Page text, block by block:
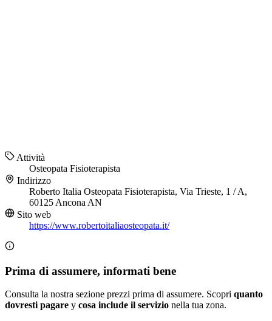
Attività
Osteopata Fisioterapista
Indirizzo
Roberto Italia Osteopata Fisioterapista, Via Trieste, 1 / A,
60125 Ancona AN
Sito web
https://www.robertoitaliaosteopata.it/
Prima di assumere, informati bene
Consulta la nostra sezione prezzi prima di assumere. Scopri quanto
dovresti pagare y cosa include il servizio nella tua zona.